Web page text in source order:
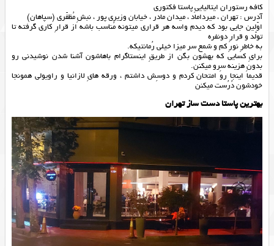
کافه رستوران ایتالیاییِ پاستا فکتوری
آدرس : تهران ، میرداماد ، میدان مادر ، خیابان وزیری پور ، نبشِ مُظفّری (سپاهان)
اوّلین جایی بود که دیدم واسه هر قراری میتونه مُناسب باشه از قرارِ کاری گرفته تا
تولّد و قرارِ دونفره
به خاطرِ نورِ کم و شمع سر میزا خیلی رُمانتیکه.
برایِ کسایی که بهشون بگن از طریقِ اینستاگرام باهاشون آشنا شدن نوشیدنی رو
بدونِ هزینه سِرو میکنن.
قدیما اینجا رو امتحان کردم و دوسِش داشتم ، ورقه هایِ لازانیا و راویولی همونجا
خودشون دُرُست میکنن
بهترین پاستا دست ساز تهران